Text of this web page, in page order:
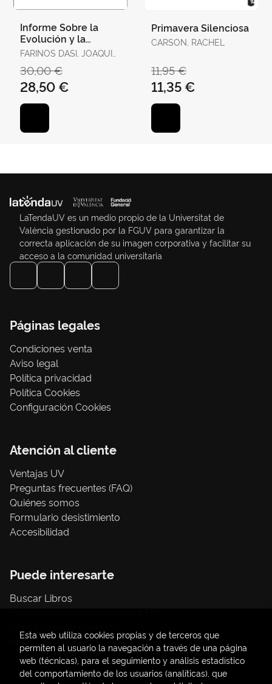
Informe Sobre la
Evolución y la
Situación Territorial
de la Comunitat
Valenciana
FARINOS DASI, JOAQUIN
30,00 €
28,50 €
Primavera Silenciosa
CARSON, RACHEL
11,95 €
11,35 €
LaTendaUV es un medio propio de la Universitat de
València gestionado por la FGUV para garantizar la
correcta aplicación de su imagen corporativa y facilitar su
acceso a la comunidad universitaria
Páginas legales
Condiciones venta
Aviso legal
Política privacidad
Política Cookies
Configuración Cookies
Atención al cliente
Ventajas UV
Preguntas frecuentes (FAQ)
Quiénes somos
Formulario desistimiento
Accesibilidad
Puede interesarte
Buscar Libros
Papelería / material oficina
Consumo Sostenible
Esta web utiliza cookies propias y de terceros que
permiten al usuario la navegación a través de una página
web (técnicas), para el seguimiento y análisis estadístico
del comportamiento de los usuarios (analíticas), que